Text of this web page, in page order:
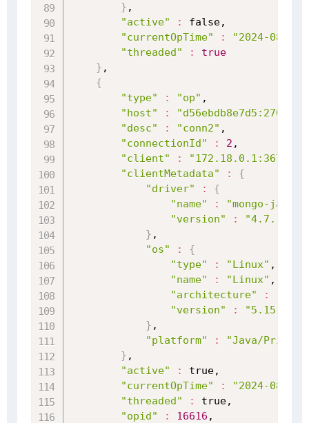
} ,
"active"
:
false,
"currentOpTime"
:
"2024-08-
"threaded"
:
true
} ,
{
"type"
: "op" ,
"host"
: "d56ebdb8e7d5:27017"
"desc"
: "conn2" ,
"connectionId"
: 2 ,
"client"
: "172.18.0.1:36718"
"clientMetadata"
:
{
"driver"
:
{
"name"
:
"mongo-
"version"
:
"4.7.1"
} ,
"os"
:
{
"type"
: "Linux" ,
"name"
: "Linux" ,
"architecture"
:
"version"
:
"5.15.0-
} ,
"platform"
:
"Java/Private
} ,
"active"
:
true,
"currentOpTime"
:
"2024-08-
"threaded"
:
true,
"opid"
: 16616 ,